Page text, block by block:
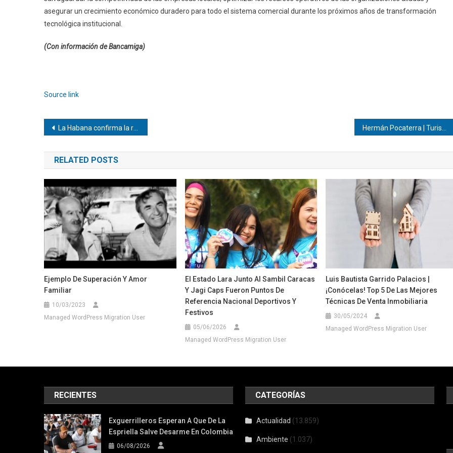
asegurar un crecimiento económico duradero para todo el sistema comercial durante los próximos años de transformación
tecnológica institucional.
(Con información de Bancamiga)
de
Source link
Navegación
de
entradas
La Habana confirma la reunión militar de alto rango entre Cuba y EEUU
RELATED POSTS
Ejemplo De Superación Y Amor
Familiar
10/03/2023
Managed WordPress Migration User
El Estado Lara Junto Al Sambil Caracas
Y Jagi Caps Fueron Puntos De
Referencia Nacional Deportivos Y
Festivos
05/06/2026
Managed WordPress Migration User
Luis Bautista Garrido Palacios |
¡Conócelas! Top 5 De Las Mejores
Técnicas De Venta Inmobiliaria
30/05/2024
Managed WordPress Migration User
RECIENTES
Exguerrilleros Esperan A Que De La
Espriella Salve Desarme En Colombia
06/08/2026
CATEGORÍAS
Actualidad (13.859)
Ambiente (1.037)